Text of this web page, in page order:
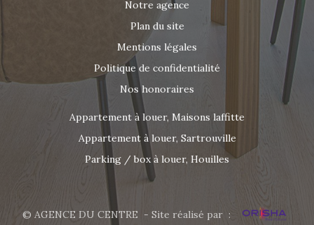
Notre agence
Plan du site
Mentions légales
Politique de confidentialité
Nos honoraires
Appartement à louer, Maisons laffitte
Appartement à louer, Sartrouville
Parking / box à louer, Houilles
© AGENCE DU CENTRE - Site réalisé par :